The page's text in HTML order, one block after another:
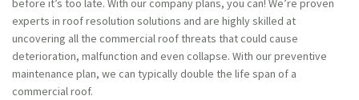
before it’s too late. With our company plans, you can! We’re proven
experts in roof resolution solutions and are highly skilled at
uncovering all the commercial roof threats that could cause
deterioration, malfunction and even collapse. With our preventive
maintenance plan, we can typically double the life span of a
commercial roof.